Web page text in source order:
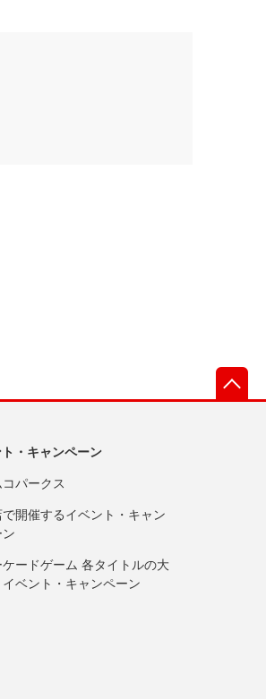
・キャンペーン
パークス
で開催するイベント・キャン
ケードゲーム 各タイトルの大
イベント・キャンペーン